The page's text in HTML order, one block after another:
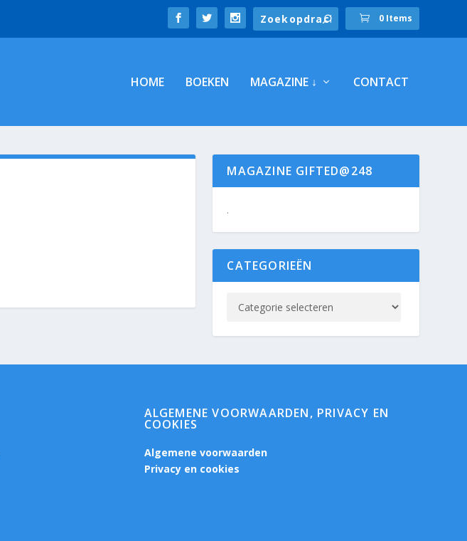
0 Items
HOME BOEKEN MAGAZINE ↓ CONTACT
MAGAZINE GIFTED@248
.
CATEGORIEËN
ALGEMENE VOORWAARDEN, PRIVACY EN
COOKIES
Algemene voorwaarden
Privacy en cookies